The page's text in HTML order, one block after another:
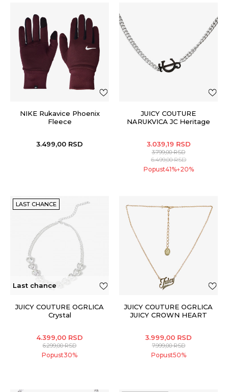
NIKE Rukavice Phoenix
Fleece
3.499,00 RSD
JUICY COUTURE
NARUKVICA JC Heritage
3.039,19 RSD
3.799,00RSD
6.499,00RSD
Popust41%+20%
LAST CHANCE
Last chance
JUICY COUTURE OGRLICA
Crystal
4.399,00 RSD
6.299,00RSD
Popust30%
JUICY COUTURE OGRLICA
JUICY CROWN HEART
3.999,00 RSD
7.999,00RSD
Popust50%